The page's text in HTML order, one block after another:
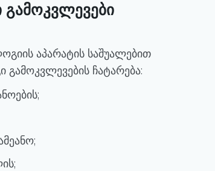
აპარატის საშუალებით
გამოკვლევების ჩატარება: